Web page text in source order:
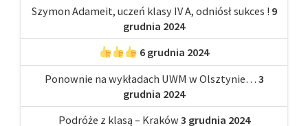
Szymon Adameit, uczeń klasy IV A, odniósł sukces ! 9
grudnia 2024
6 grudnia 2024
Ponownie na wykładach UWM w Olsztynie… 3
grudnia 2024
Podróże z klasą – Kraków 3 grudnia 2024